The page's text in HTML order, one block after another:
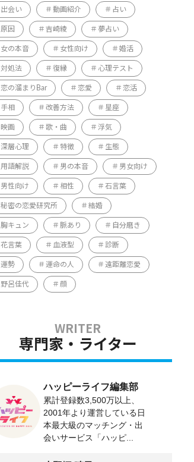
出会い 動画紹介 占い
原因 吉崎綾 夢占い
女の本音 女性向け 婚活
対処法 復縁 心理テスト
恋の溜まりBar 恋愛 恋活
手相 改善方法 星座
映画 歌・曲 浮気
深層心理 特徴 生態
用語解説 男の本音 男女向け
男性向け 相性 石言葉
秘密の恋愛研究所 結婚
胸キュン 脈あり 自分磨き
花言葉 血液型 診断
運勢 運命の人 遠距離恋愛
野呂佳代 顔
専門家・ライター
ハッピーライフ編集部
累計登録数3,500万以上、
2001年より運営している日
本最大級のマッチング・出
会いサービス「ハッピ...